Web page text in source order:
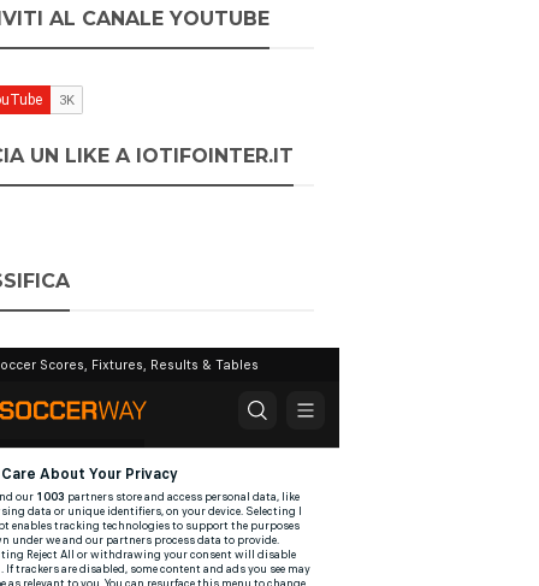
AL CANALE YOUTUBE
UN LIKE A IOTIFOINTER.IT